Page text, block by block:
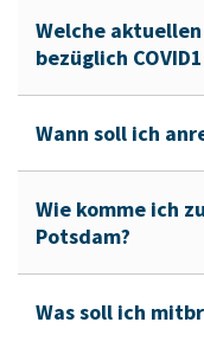
Welche
bezüglich
Wann soll ich
Wie komme ich
Potsdam?
Was soll ich